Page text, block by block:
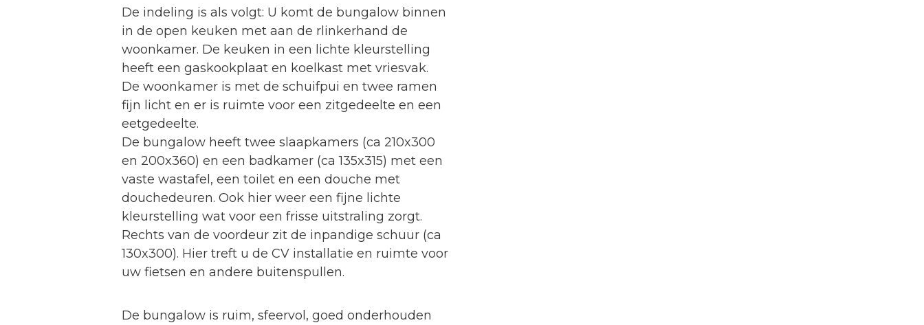
De indeling is als volgt: U komt de bungalow binnen
in de open keuken met aan de rlinkerhand de
woonkamer. De keuken in een lichte kleurstelling
heeft een gaskookplaat en koelkast met vriesvak.
De woonkamer is met de schuifpui en twee ramen
fijn licht en er is ruimte voor een zitgedeelte en een
eetgedeelte.
De bungalow heeft twee slaapkamers (ca 210x300
en 200x360) en een badkamer (ca 135x315) met een
vaste wastafel, een toilet en een douche met
douchedeuren. Ook hier weer een fijne lichte
kleurstelling wat voor een frisse uitstraling zorgt.
Rechts van de voordeur zit de inpandige schuur (ca
130x300). Hier treft u de CV installatie en ruimte voor
uw fietsen en andere buitenspullen.
De bungalow is ruim, sfeervol, goed onderhouden